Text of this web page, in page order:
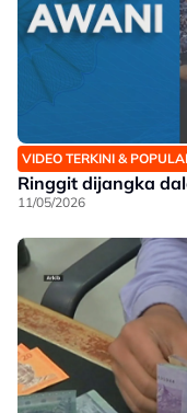
VIDEO TERKINI &
Ringgit dijangka
11/05/2026